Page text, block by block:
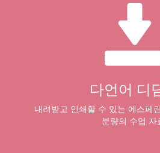
다언어 디
내려받고 인쇄할 수 있는 에스페
분량의 수업 자